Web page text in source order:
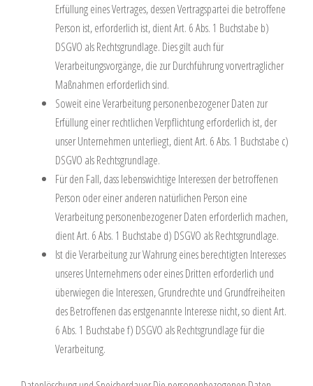
Erfüllung eines Vertrages, dessen Vertragspartei die betroffene
Person ist, erforderlich ist, dient Art. 6 Abs. 1 Buchstabe b)
DSGVO als Rechtsgrundlage. Dies gilt auch für
Verarbeitungsvorgänge, die zur Durchführung vorvertraglicher
Maßnahmen erforderlich sind.
Soweit eine Verarbeitung personenbezogener Daten zur
Erfüllung einer rechtlichen Verpflichtung erforderlich ist, der
unser Unternehmen unterliegt, dient Art. 6 Abs. 1 Buchstabe c)
DSGVO als Rechtsgrundlage.
Für den Fall, dass lebenswichtige Interessen der betroffenen
Person oder einer anderen natürlichen Person eine
Verarbeitung personenbezogener Daten erforderlich machen,
dient Art. 6 Abs. 1 Buchstabe d) DSGVO als Rechtsgrundlage.
Ist die Verarbeitung zur Wahrung eines berechtigten Interesses
unseres Unternehmens oder eines Dritten erforderlich und
überwiegen die Interessen, Grundrechte und Grundfreiheiten
des Betroffenen das erstgenannte Interesse nicht, so dient Art.
6 Abs. 1 Buchstabe f) DSGVO als Rechtsgrundlage für die
Verarbeitung.